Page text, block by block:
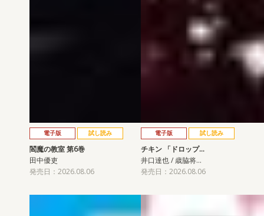
電子版 試し読み
閻魔の教室 第6巻
田中優吏
発売日：2026.08.06
電子版 試し読み
チキン 「ドロップ…
井口達也 / 歳脇将…
発売日：2026.08.06